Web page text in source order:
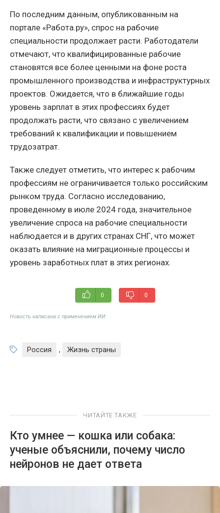
По последним данным, опубликованным на
портале «Работа.ру», спрос на рабочие
специальности продолжает расти. Работодатели
отмечают, что квалифицированные рабочие
становятся все более ценными на фоне роста
промышленного производства и инфраструктурных
проектов. Ожидается, что в ближайшие годы
уровень зарплат в этих профессиях будет
продолжать расти, что связано с увеличением
требований к квалификации и повышением
трудозатрат.
Также следует отметить, что интерес к рабочим
профессиям не ограничивается только российским
рынком труда. Согласно исследованию,
проведенному в июле 2024 года, значительное
увеличение спроса на рабочие специальности
наблюдается и в других странах СНГ, что может
оказать влияние на миграционные процессы и
уровень заработных плат в этих регионах.
0 0
Новость написана с применением ИИ
Россия , Жизнь страны
ЧИТАЙТЕ ТАКЖЕ
Кто умнее — кошка или собака:
ученые объяснили, почему число
нейронов не дает ответа